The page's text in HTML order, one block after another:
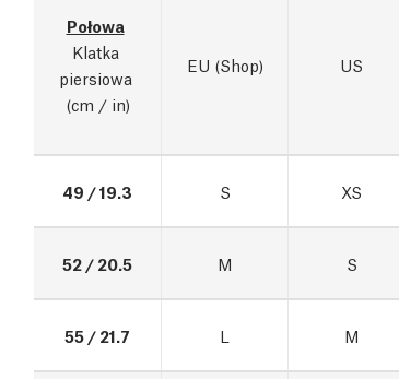
Połowa
Klatka
piersiowa
(cm / in)
EU (Shop) US
49 / 19.3 S XS
52 / 20.5 M S
55 / 21.7 L M